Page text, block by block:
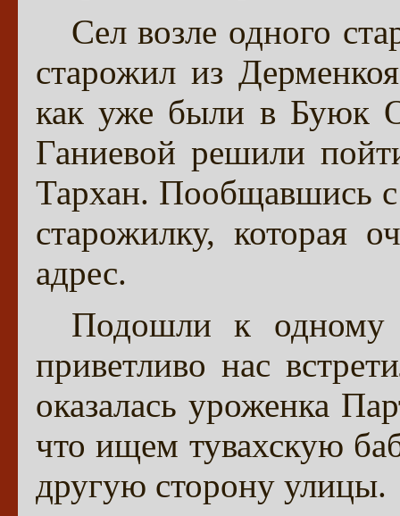
Сел возле одного
старожил из
как уже были в Буюк
Ганиевой решили
Тархан. Пообщавшись
старожилку, которая
адрес.
Подошли к
приветливо нас
оказалась уроженка
что ищем тувахскую
другую сторону улицы.